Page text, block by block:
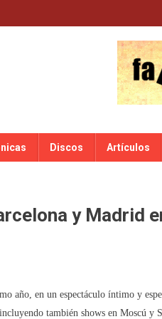
Discos Artículos
y Madrid
año, en un espectáculo íntimo y
también shows en Moscú y